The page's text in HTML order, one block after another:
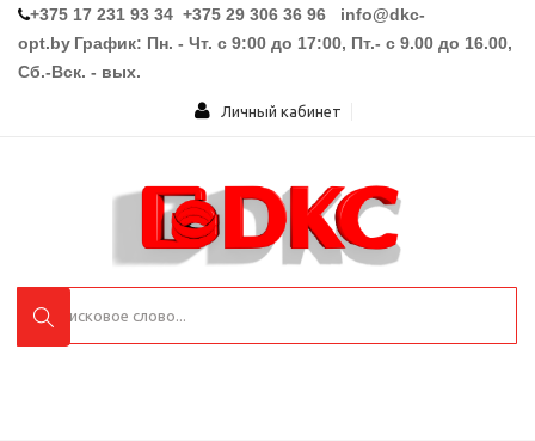
+375 17 231 93 34 +375 29 306 36 96 info@dkc-
opt.by График: Пн. - Чт. с 9:00 до 17:00, Пт.- с 9.00 до 16.00,
Сб.-Вск. - вых.
Личный кабинет